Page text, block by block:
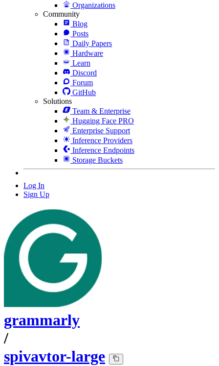
Organizations
Community
Blog
Posts
Daily Papers
Hardware
Learn
Discord
Forum
GitHub
Solutions
Team & Enterprise
Hugging Face PRO
Enterprise Support
Inference Providers
Inference Endpoints
Storage Buckets
Log In
Sign Up
grammarly
/
spivavtor-large